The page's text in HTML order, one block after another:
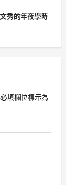
秀的年夜學時
必填欄位標示為